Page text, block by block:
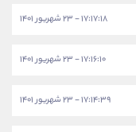
۱۷:۱۷:۱۸ - ۲۳ شهریور ۱۴۰۱
۱۷:۱۶:۱۰ - ۲۳ شهریور ۱۴۰۱
۱۷:۱۴:۳۹ - ۲۳ شهریور ۱۴۰۱